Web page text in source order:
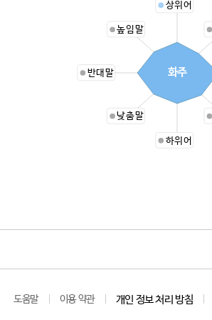
상위어
하위어
낮춤말
반대말
높임말
화주
도움말 이용 약관 개인 정보 처리 방침